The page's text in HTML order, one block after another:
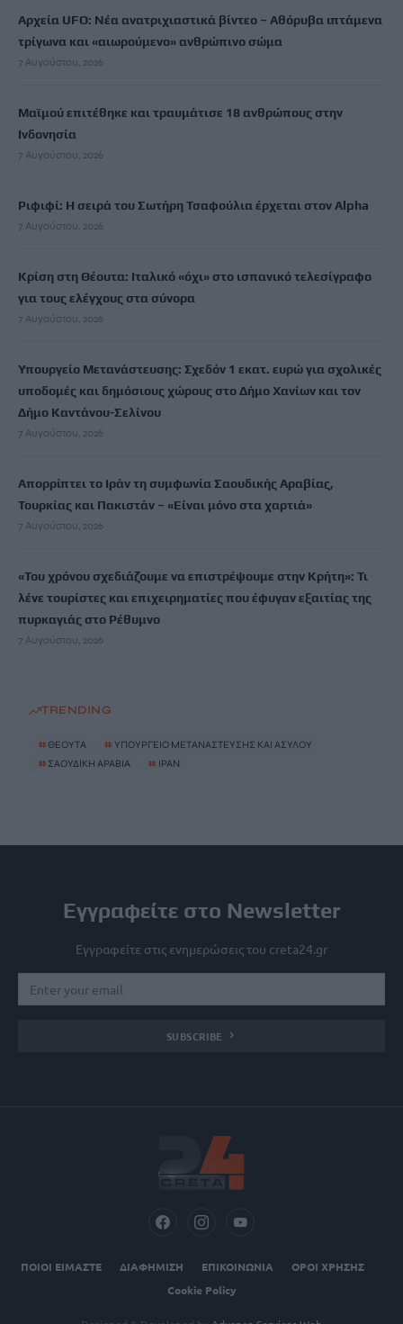
Αρχεία UFO: Νέα ανατριχιαστικά βίντεο – Αθόρυβα ιπτάμενα
τρίγωνα και «αιωρούμενo» ανθρώπινo σώμα
7 Αυγούστου, 2026
Μαϊμού επιτέθηκε και τραυμάτισε 18 ανθρώπους στην
Ινδονησία
7 Αυγούστου, 2026
Ριφιφί: Η σειρά του Σωτήρη Τσαφούλια έρχεται στον Alpha
7 Αυγούστου, 2026
Κρίση στη Θέουτα: Ιταλικό «όχι» στο ισπανικό τελεσίγραφο
για τους ελέγχους στα σύνορα
7 Αυγούστου, 2026
Υπουργείο Μετανάστευσης: Σχεδόν 1 εκατ. ευρώ για σχολικές
υποδομές και δημόσιους χώρους στο Δήμο Χανίων και τον
Δήμο Καντάνου-Σελίνου
7 Αυγούστου, 2026
Απορρίπτει το Ιράν τη συμφωνία Σαουδικής Αραβίας,
Τουρκίας και Πακιστάν – «Είναι μόνο στα χαρτιά»
7 Αυγούστου, 2026
«Του χρόνου σχεδιάζουμε να επιστρέψουμε στην Κρήτη»: Τι
λένε τουρίστες και επιχειρηματίες που έφυγαν εξαιτίας της
πυρκαγιάς στο Ρέθυμνο
7 Αυγούστου, 2026
TRENDING
#ΘΕΟΥΤΑ # ΥΠΟΥΡΓΕΙΟ ΜΕΤΑΝΑΣΤΕΥΣΗΣ ΚΑΙ ΑΣΥΛΟΥ
# ΣΑΟΥΔΙΚΗ ΑΡΑΒΙΑ # ΙΡΑΝ
Εγγραφείτε στο Newsletter
Εγγραφείτε στις ενημερώσεις του creta24.gr
SUBSCRIBE
ΠΟΙΟΙ ΕΙΜΑΣΤΕ ΔΙΑΦΗΜΙΣΗ ΕΠΙΚΟΙΝΩΝΙΑ
ΟΡΟΙ ΧΡΗΣΗΣ
Cookie Policy